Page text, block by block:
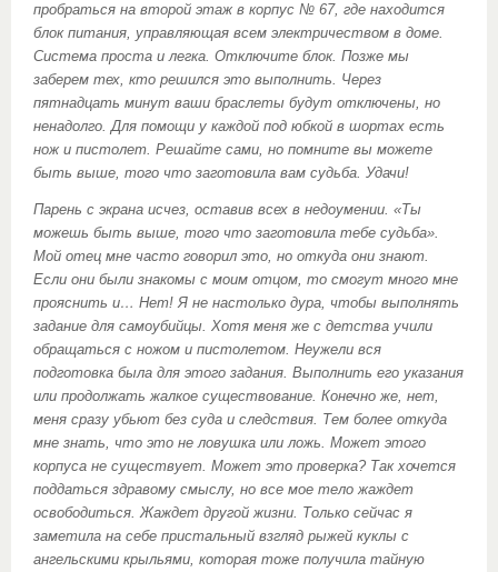
пробраться на второй этаж в корпус № 67, где находится
блок питания, управляющая всем электричеством в доме.
Система проста и легка. Отключите блок. Позже мы
заберем тех, кто решился это выполнить. Через
пятнадцать минут ваши браслеты будут отключены, но
ненадолго. Для помощи у каждой под юбкой в шортах есть
нож и пистолет. Решайте сами, но помните вы можете
быть выше, того что заготовила вам судьба. Удачи!
Парень с экрана исчез, оставив всех в недоумении. «Ты
можешь быть выше, того что заготовила тебе судьба».
Мой отец мне часто говорил это, но откуда они знают.
Если они были знакомы с моим отцом, то смогут много мне
прояснить и… Нет! Я не настолько дура, чтобы выполнять
задание для самоубийцы. Хотя меня же с детства учили
обращаться с ножом и пистолетом. Неужели вся
подготовка была для этого задания. Выполнить его указания
или продолжать жалкое существование. Конечно же, нет,
меня сразу убьют без суда и следствия. Тем более откуда
мне знать, что это не ловушка или ложь. Может этого
корпуса не существует. Может это проверка? Так хочется
поддаться здравому смыслу, но все мое тело жаждет
освободиться. Жаждет другой жизни. Только сейчас я
заметила на себе пристальный взгляд рыжей куклы с
ангельскими крыльями, которая тоже получила тайную